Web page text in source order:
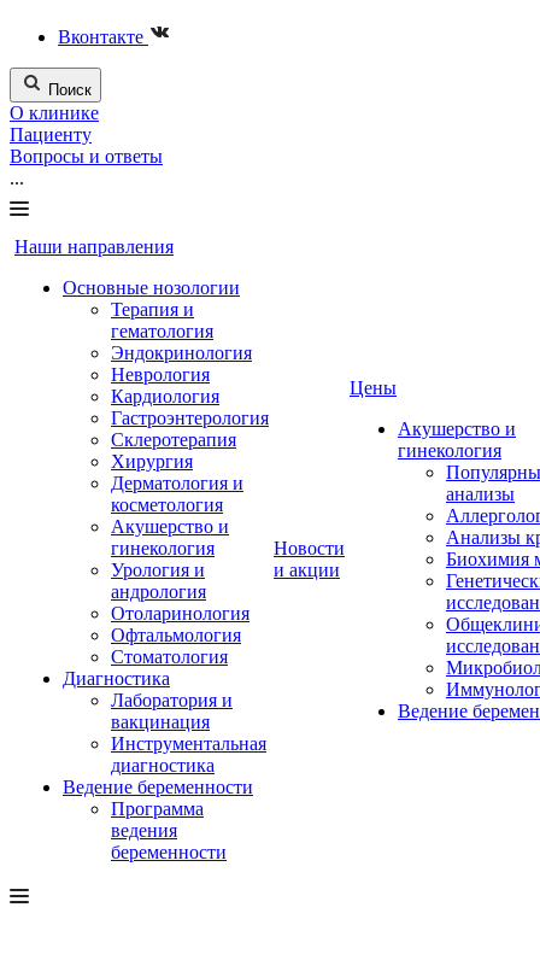
Вконтакте
Поиск
О клинике
Пациенту
Вопросы и ответы
...
Наши направления
Основные нозологии
Терапия и
гематология
Эндокринология
Неврология
Кардиология
Гастроэнтерология
Склеротерапия
Хирургия
Дерматология и
косметология
Акушерство и
гинекология
Урология и
андрология
Отоларинология
Офтальмология
Стоматология
Диагностика
Лаборатория и
вакцинация
Инструментальная
диагностика
Ведение беременности
Программа
ведения
беременности
Новости
и акции
Цены
Акушерство и
гинекология
анализы
Анализы
Биохимия
Ведение